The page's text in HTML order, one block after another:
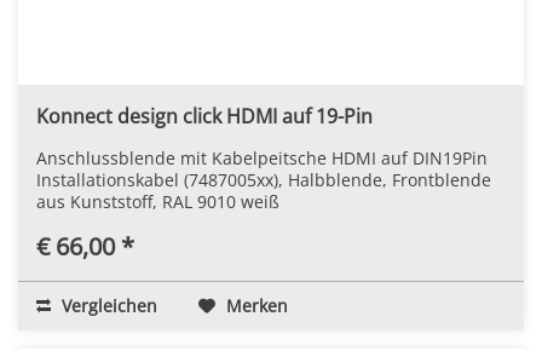
Konnect design click HDMI auf 19-Pin
Anschlussblende mit Kabelpeitsche HDMI auf DIN19Pin
Installationskabel (7487005xx), Halbblende, Frontblende
aus Kunststoff, RAL 9010 weiß
€ 66,00 *
Vergleichen Merken